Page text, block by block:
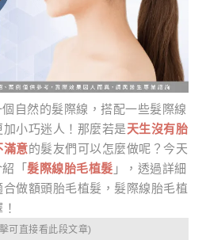
自然的髮際線，搭配一些髮際線
加小巧迷人！那麼若是天生沒有胎
滿意的髮友們可以怎麼做呢？今天
「 髮際線胎毛植髮 」，透過詳細
做額頭胎毛植髮，髮際線胎毛植
可直接看此段文章)